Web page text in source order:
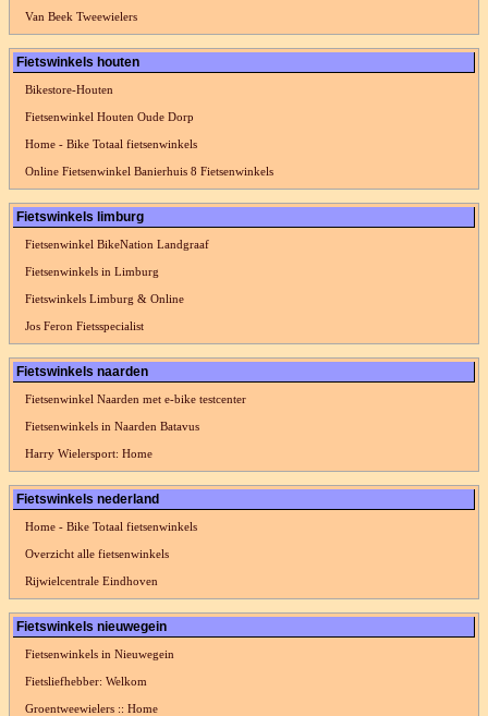
Van Beek Tweewielers
Fietswinkels houten
Bikestore-Houten
Fietsenwinkel Houten Oude Dorp
Home - Bike Totaal fietsenwinkels
Online Fietsenwinkel Banierhuis 8 Fietsenwinkels
Fietswinkels limburg
Fietsenwinkel BikeNation Landgraaf
Fietsenwinkels in Limburg
Fietswinkels Limburg & Online
Jos Feron Fietsspecialist
Fietswinkels naarden
Fietsenwinkel Naarden met e-bike testcenter
Fietsenwinkels in Naarden Batavus
Harry Wielersport: Home
Fietswinkels nederland
Home - Bike Totaal fietsenwinkels
Overzicht alle fietsenwinkels
Rijwielcentrale Eindhoven
Fietswinkels nieuwegein
Fietsenwinkels in Nieuwegein
Fietsliefhebber: Welkom
Groentweewielers :: Home